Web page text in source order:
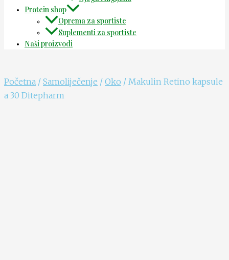
Protein shop
Oprema za sportiste
Suplementi za sportiste
Naši proizvodi
Početna / Samoliječenje / Oko / Makulin Retino kapsule
a 30 Ditepharm